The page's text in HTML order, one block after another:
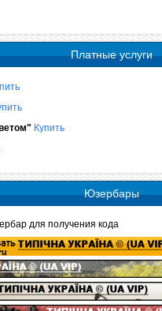
Платные услуги
Купить
Юзербары
для получения кода